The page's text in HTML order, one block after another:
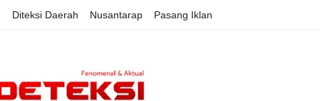
Diteksi Daerah Nusantarap Pasang Iklan